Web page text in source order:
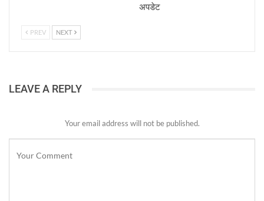
अपडेट
PREV NEXT
LEAVE A REPLY
Your email address will not be published.